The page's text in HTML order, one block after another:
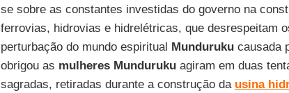
se sobre as constantes investidas do governo na
ferrovias, hidrovias e hidrelétricas, que desrespeitam
perturbação do mundo espiritual Mundurukucausada
obrigou as mulheres Mundurukuagiram em duas
sagradas, retiradas durante a construção da usina